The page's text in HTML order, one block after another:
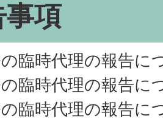
項
臨時代理の報告に
臨時代理の報告に
臨時代理の報告に